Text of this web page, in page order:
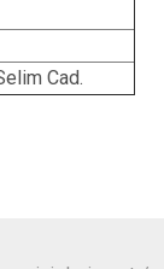
Cad.